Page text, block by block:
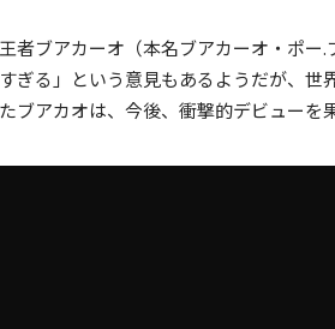
者ブアカーオ（本名ブアカーオ・ポー
ぎる」という意見もあるようだが、世
ブアカオは、今後、衝撃的デビューを